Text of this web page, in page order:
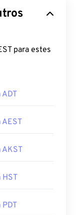
para estes
ADT
AEST
AKST
HST
PDT